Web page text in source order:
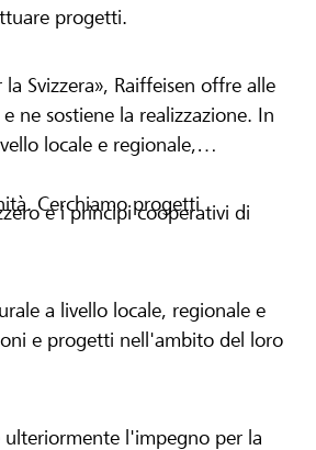
progetti.
Svizzera», Raiffeisen offre alle
ne sostiene la realizzazione. In
locale e regionale,
Cerchiamo progetti
e i principi cooperativi di
a livello locale, regionale e
e progetti nell'ambito del loro
l'impegno per la